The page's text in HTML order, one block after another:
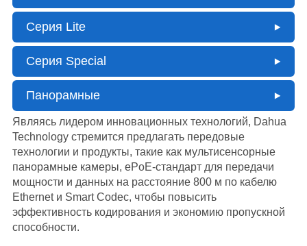
Серия Lite
Серия Special
Панорамные
Являясь лидером инновационных технологий, Dahua
Technology стремится предлагать передовые
технологии и продукты, такие как мультисенсорные
панорамные камеры, ePoE-стандарт для передачи
мощности и данных на расстояние 800 м по кабелю
Ethernet и Smart Codec, чтобы повысить
эффективность кодирования и экономию пропускной
способности.